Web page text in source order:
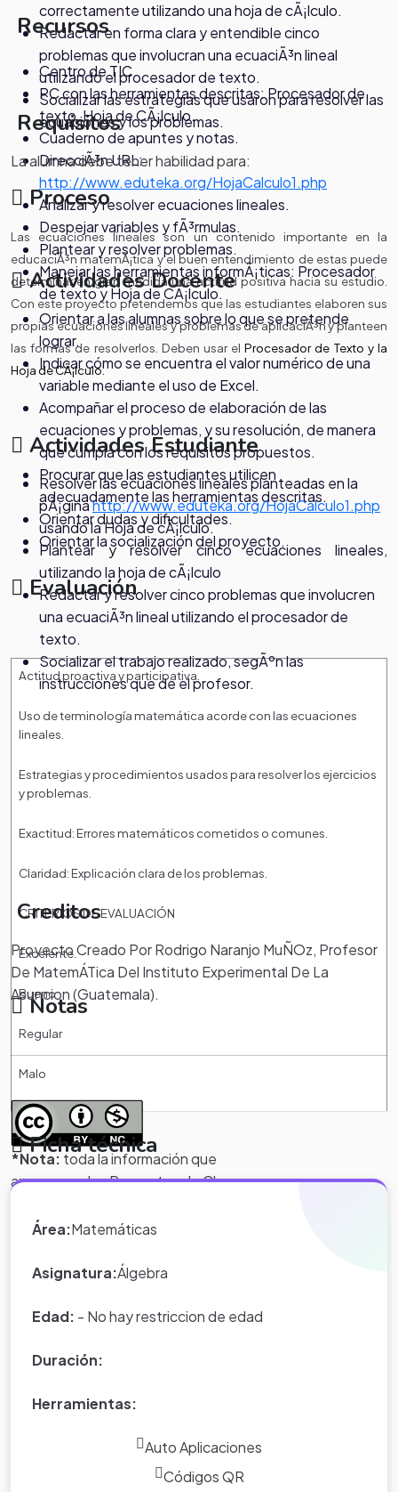
correctamente utilizando una hoja de cÃ¡lculo.
Redactar en forma clara y entendible cinco
problemas que involucran una ecuaciÃ³n lineal
utilizando el procesador de texto.
Socializar las estrategias que usaron para resolver las
ecuaciones y los problemas.
Recursos
Centro de TIC
PC con las herramientas descritas: Procesador de
texto, Hoja de CÃ¡lculo.
Cuaderno de apuntes y notas.
DirecciÃ³n URL:
http://www.eduteka.org/HojaCalculo1.php
Requisitos
La alumna debe tener habilidad para:
Analizar y resolver ecuaciones lineales.
Despejar variables y fÃ³rmulas.
Plantear y resolver problemas.
Manejar las herramientas informÃ¡ticas: Procesador
de texto y Hoja de CÃ¡lculo.
Proceso
Las ecuaciones lineales son un contenido importante en la
educaciÃ³n matemÃ¡tica y el buen entendimiento de estas puede
determinar en gran medida una actitud positiva hacia su estudio.
Con este proyecto pretendemos que las estudiantes elaboren sus
propias ecuaciones lineales y problemas de aplicaciÃ³n y planteen
las formas de resolverlos. Deben usar elProcesador de Texto y la
Hoja de CÃ¡lculo.
Actividades Docente
Orientar a las alumnas sobre lo que se pretende
lograr.
Indicar cómo se encuentra el valor numérico de una
variable mediante el uso de Excel.
Acompañar el proceso de elaboración de las
ecuaciones y problemas, y su resolución, de manera
que cumpla con los requisitos propuestos.
Procurar que las estudiantes utilicen
adecuadamente las herramientas descritas.
Orientar dudas y dificultades.
Orientar la socialización del proyecto.
Actividades Estudiante
Resolver las ecuaciones lineales planteadas en la
pÃ¡ginahttp://www.eduteka.org/HojaCalculo1.php
usando la Hoja de cÃ¡lculo.
Plantear y resolver cinco ecuaciones lineales,
utilizando la hoja de cÃ¡lculo
Redactar y resolver cinco problemas que involucren
una ecuaciÃ³n lineal utilizando el procesador de
texto.
Socializar el trabajo realizado, segÃºn las
instrucciones que de el profesor.
Evaluación
Actitud proactiva y participativa.
Uso de terminología matemática acorde con las ecuaciones
lineales.
Estrategias y procedimientos usados para resolver los ejercicios
y problemas.
Exactitud: Errores matemáticos cometidos o comunes.
Claridad: Explicación clara de los problemas.
CRITERIOS DE EVALUACIÓN
Excelente.
Bueno
Regular
Malo
Notas
Creditos
Proyecto Creado Por Rodrigo Naranjo MuÑOz, Profesor
De MatemÁTica Del Instituto Experimental De La
Asuncion (Guatemala).
*Nota: toda la información que
aparece en los Proyectos de Clase
Eduteka es creada por los usuarios
Ficha técnica
Área:Matemáticas
Asignatura:Álgebra
Edad: - No hay restriccion de edad
Duración:
Herramientas:
Auto Aplicaciones
Códigos QR